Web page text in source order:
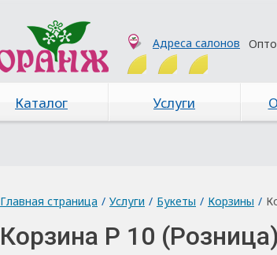
Адреса салонов
Каталог Услуги
Главная страница / Услуги / Букеты / Корзины /
Корзина Р 10 (Розница)